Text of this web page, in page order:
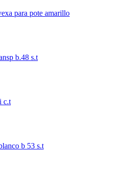
para pote amarillo
b.48 s.t
c.t
b 53 s.t